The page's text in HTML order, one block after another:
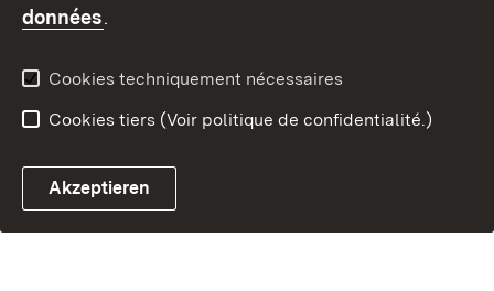
données.
Cookies techniquement nécessaires
Cookies tiers (Voir politique de confidentialité.)
Akzeptieren